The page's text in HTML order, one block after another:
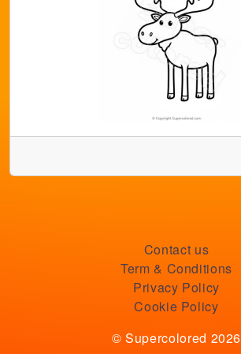
Contact us
Term & Conditions
Privacy Policy
Cookie Policy
© Supercolored 2026